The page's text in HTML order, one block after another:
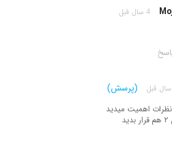
4 سال قبل
(پرسش)
اهمیت میدید